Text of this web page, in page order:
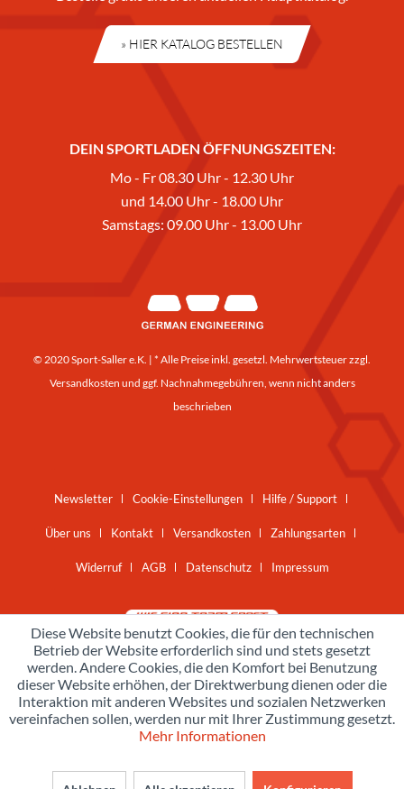
» HIER KATALOG BESTELLEN
DEIN SPORTLADEN ÖFFNUNGSZEITEN:
Mo - Fr 08.30 Uhr - 12.30 Uhr
und 14.00 Uhr - 18.00 Uhr
Samstags: 09.00 Uhr - 13.00 Uhr
© 2020 Sport-Saller e.K. | * Alle Preise inkl. gesetzl. Mehrwertsteuer zzgl.
Versandkosten und ggf. Nachnahmegebühren, wenn nicht anders
beschrieben
Newsletter Cookie-Einstellungen Hilfe / Support
Über uns Kontakt Versandkosten Zahlungsarten
Widerruf AGB Datenschutz Impressum
Diese Website benutzt Cookies, die für den technischen
Betrieb der Website erforderlich sind und stets gesetzt
werden. Andere Cookies, die den Komfort bei Benutzung
dieser Website erhöhen, der Direktwerbung dienen oder die
Interaktion mit anderen Websites und sozialen Netzwerken
vereinfachen sollen, werden nur mit Ihrer Zustimmung gesetzt.
Mehr Informationen